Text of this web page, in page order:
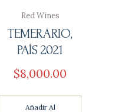
Red Wines
TEMERARIO,
PAÍS 2021
$8,000 00
Añadir Al